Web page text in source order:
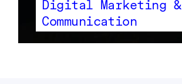
Digital Marketing &
Communication